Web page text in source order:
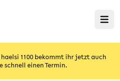
Menü
1100 bekommt ihr jetzt auch
schnell einen Termin.